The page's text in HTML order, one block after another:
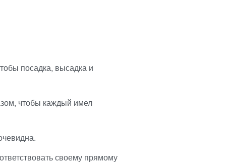
посадка, высадка и
чтобы каждый имел
своему прямому